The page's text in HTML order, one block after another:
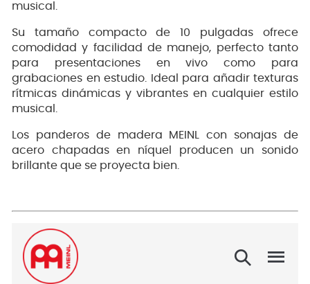
musical.
Su tamaño compacto de 10 pulgadas ofrece
comodidad y facilidad de manejo, perfecto tanto
para presentaciones en vivo como para
grabaciones en estudio. Ideal para añadir texturas
rítmicas dinámicas y vibrantes en cualquier estilo
musical.
Los panderos de madera MEINL con sonajas de
acero chapadas en níquel producen un sonido
brillante que se proyecta bien.